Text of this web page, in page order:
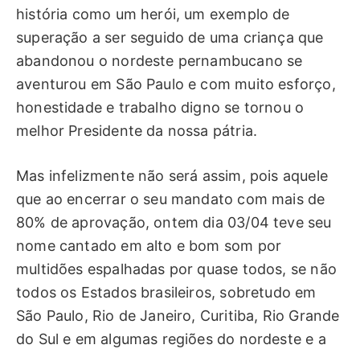
história como um herói, um exemplo de
superação a ser seguido de uma criança que
abandonou o nordeste pernambucano se
aventurou em São Paulo e com muito esforço,
honestidade e trabalho digno se tornou o
melhor Presidente da nossa pátria.
Mas infelizmente não será assim, pois aquele
que ao encerrar o seu mandato com mais de
80% de aprovação, ontem dia 03/04 teve seu
nome cantado em alto e bom som por
multidões espalhadas por quase todos, se não
todos os Estados brasileiros, sobretudo em
São Paulo, Rio de Janeiro, Curitiba, Rio Grande
do Sul e em algumas regiões do nordeste e a